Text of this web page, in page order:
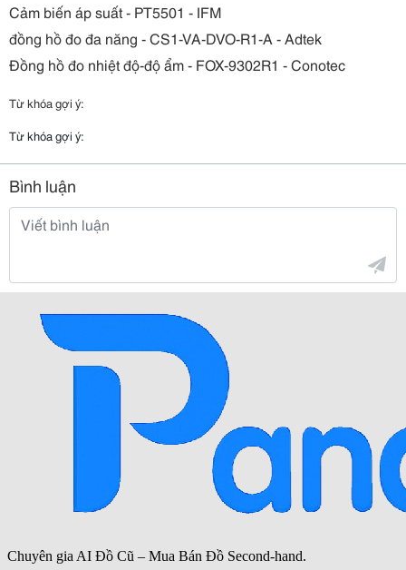
Cảm biến áp suất - PT5501 - IFM
đồng hồ đo đa năng - CS1-VA-DVO-R1-A - Adtek
Đồng hồ đo nhiệt độ-độ ẩm - FOX-9302R1 - Conotec
Từ khóa gợi ý:
Từ khóa gợi ý:
Bình luận